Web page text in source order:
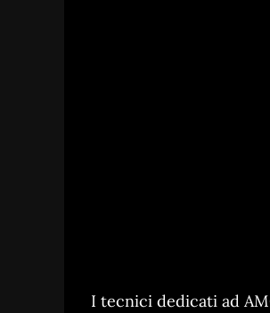
I tecnici dedicati ad